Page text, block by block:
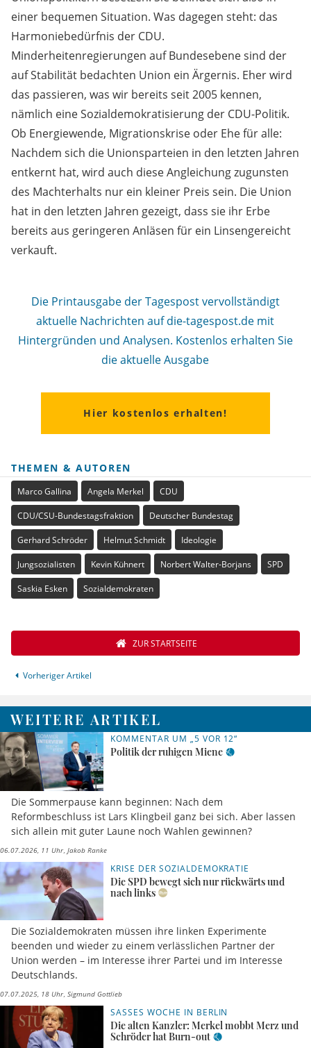
einer bequemen Situation. Was dagegen steht: das
Harmoniebedürfnis der CDU.
Minderheitenregierungen auf Bundesebene sind der
auf Stabilität bedachten Union ein Ärgernis. Eher wird
das passieren, was wir bereits seit 2005 kennen,
nämlich eine Sozialdemokratisierung der CDU-Politik.
Ob Energiewende, Migrationskrise oder Ehe für alle:
Nachdem sich die Unionsparteien in den letzten Jahren
entkernt hat, wird auch diese Angleichung zugunsten
des Machterhalts nur ein kleiner Preis sein. Die Union
hat in den letzten Jahren gezeigt, dass sie ihr Erbe
bereits aus geringeren Anläsen für ein Linsengereicht
verkauft.
Die Printausgabe der Tagespost vervollständigt
aktuelle Nachrichten auf die-tagespost.de mit
Hintergründen und Analysen. Kostenlos erhalten Sie
die aktuelle Ausgabe
Hier kostenlos erhalten!
THEMEN & AUTOREN
Marco Gallina Angela Merkel CDU
CDU/CSU-Bundestagsfraktion Deutscher Bundestag
Gerhard Schröder Helmut Schmidt Ideologie
Jungsozialisten Kevin Kühnert Norbert Walter-Borjans SPD
Saskia Esken Sozialdemokraten
Vorheriger Artikel
ZUR STARTSEITE
WEITERE ARTIKEL
KOMMENTAR UM „5 VOR 12“
Politik der ruhigen Miene
Die Sommerpause kann beginnen: Nach dem
Reformbeschluss ist Lars Klingbeil ganz bei sich. Aber lassen
sich allein mit guter Laune noch Wahlen gewinnen?
06.07.2026, 11 Uhr Jakob Ranke
KRISE DER SOZIALDEMOKRATIE
Die SPD bewegt sich nur rückwärts und
nach links
Die Sozialdemokraten müssen ihre linken Experimente
beenden und wieder zu einem verlässlichen Partner der
Union werden – im Interesse ihrer Partei und im Interesse
Deutschlands.
07.07.2025, 18 Uhr Sigmund Gottlieb
SASSES WOCHE IN BERLIN
Die alten Kanzler: Merkel mobbt Merz und
Schröder hat Burn-out